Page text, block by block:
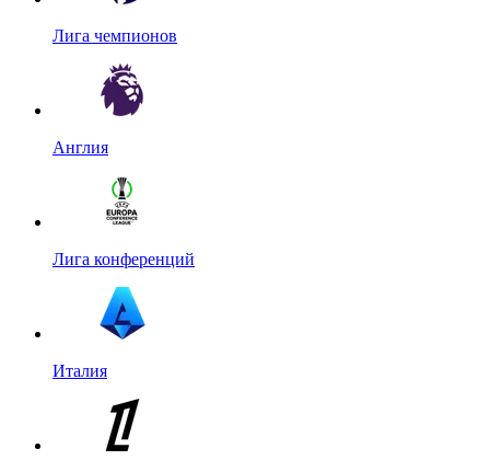
Лига чемпионов
Англия
Лига конференций
Италия